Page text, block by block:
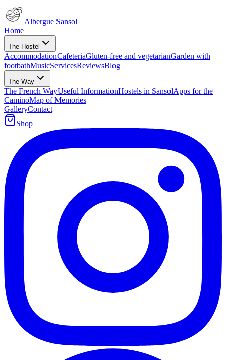
Albergue Sansol
Home
The Hostel
AccommodationCafeteriaGluten-free and vegetarianGarden with
footbathMusicServicesReviewsBlog
The Way
The French WayUseful InformationHostels in SansolApps for the
CaminoMap of Memories
GalleryContact
Shop